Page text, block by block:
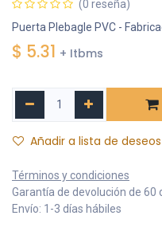
(0 reseña)
Puerta Plebagle PVC -
$ 5.31 + Itbms
Añadir a lista de deseos
Términos y condiciones
Garantía de devolución de 60
Envío: 1-3 días hábiles